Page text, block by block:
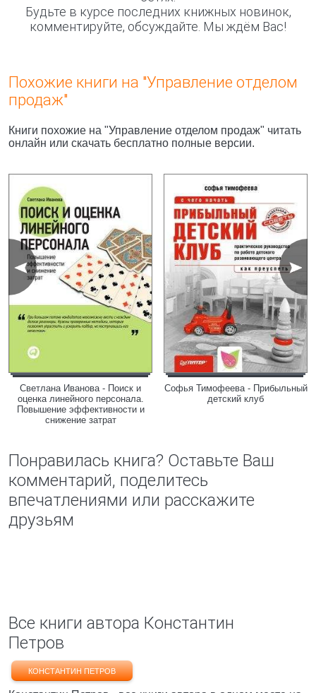
Будьте в курсе последних книжных новинок,
комментируйте, обсуждайте. Мы ждём Вас!
Похожие книги на "Управление отделом
продаж"
Книги похожие на "Управление отделом продаж" читать
онлайн или скачать бесплатно полные версии.
Светлана Иванова - Поиск и
оценка линейного персонала.
Повышение эффективности и
снижение затрат
Софья Тимофеева - Прибыльный
детский клуб
Понравилась книга? Оставьте Ваш
комментарий, поделитесь
впечатлениями или расскажите
друзьям
Все книги автора Константин
Петров
КОНСТАНТИН ПЕТРОВ